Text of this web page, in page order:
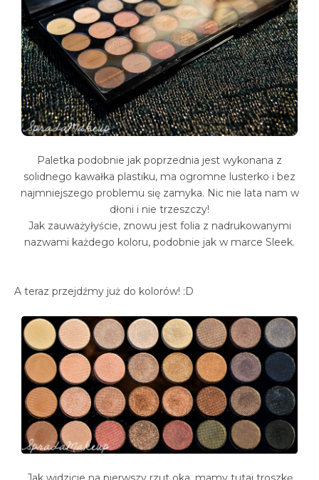
Paletka podobnie jak poprzednia jest wykonana z
solidnego kawałka plastiku, ma ogromne lusterko i bez
najmniejszego problemu się zamyka. Nic nie lata nam w
dłoni i nie trzeszczy!
Jak zauważyłyście, znowu jest folia z nadrukowanymi
nazwami każdego koloru, podobnie jak w marce Sleek.
A teraz przejdźmy już do kolorów! :D